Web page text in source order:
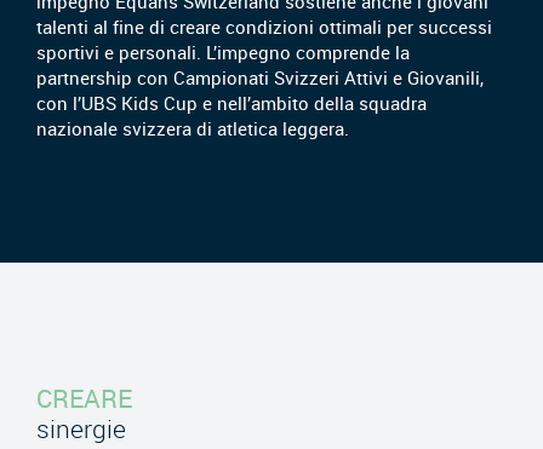
talenti al fine di creare condizioni ottimali per successi
sportivi e personali. L’impegno comprende la
partnership con Campionati Svizzeri Attivi e Giovanili,
con l’UBS Kids Cup e nell’ambito della squadra
nazionale svizzera di atletica leggera.
CREARE
sinergie